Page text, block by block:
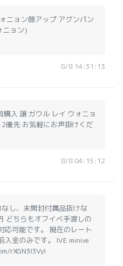
ニョン顔アップ アグンパン
ニョン)
8/8 14:31:13
入 譲 ガウル レイ ウォニョ
優先 お気軽にお声掛けくだ
8/8 04:15:12
し、未開封付属品抜けな
どちらもオフイベ手渡しの
応可能です。 現在のレート
入金のみです。 IVE minive
rXGN3I3Vyl